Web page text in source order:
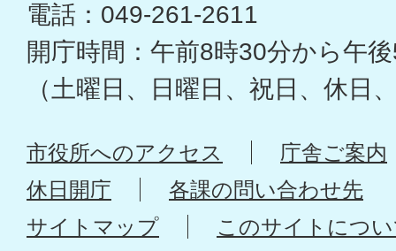
電話：049-261-2611
開庁時間：午前8時30分から午
（土曜日、日曜日、祝日、休日
市役所へのアクセス
庁舎ご案内
休日開庁
各課の問い合わせ先
サイトマップ
このサイトにつ